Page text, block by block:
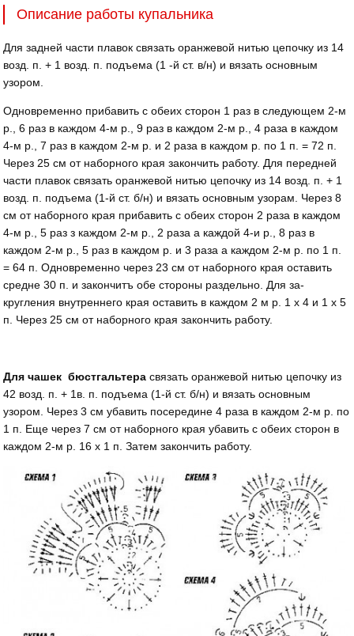
Описание работы купальника
Для задней части плавок связать оранжевой нитью цепоч­ку из 14
возд. п. + 1 возд. п. подъема (1 -й ст. в/н) и вязать основным
узором.
Одновременно прибавить с обеих сто­рон 1 раз в следующем 2-м
р., 6 раз в каждом 4-м р., 9 раз в каждом 2-м р., 4 раза в каждом
4-м р., 7 раз в каждом 2-м р. и 2 раза в каждом р. по 1 п. = 72 п.
Через 25 см от наборного края закон­чить работу. Для передней
части плавок связать оранжевой нитью цепочку из 14 возд. п. + 1
возд. п. подъема (1-й ст. б/н) и вязать основным узорам. Через 8
см от наборного края прибавить с обеих сторон 2 раза в каждом
4-м р., 5 раз з каждом 2-м р., 2 раза а каждой 4-и р., 8 раз в
каждом 2-м р., 5 раз в каждом р. и 3 раза а каждом 2-м р. по 1 п.
= 64 п. Одновременно через 23 см от набор­ного края оставить
средне 30 п. и закончитъ обе стороны раздельно. Для за­
кругления внутреннего края оставить в каждом 2 м р. 1 х 4 и 1 х 5
п. Через 25 см от наборного края закончить работу.
Для чашек бюстгальтера связать оранжевой нитью цепочку из
42 возд. п. + 1в. п. подъема (1-й ст. б/н) и вязать основным
узором. Через 3 см убавить посередине 4 раза в каж­дом 2-м р. по
1 п. Еще через 7 см от наборного края убавить с обеих сто­рон в
каждом 2-м р. 16 х 1 п. Затем закончить работу.